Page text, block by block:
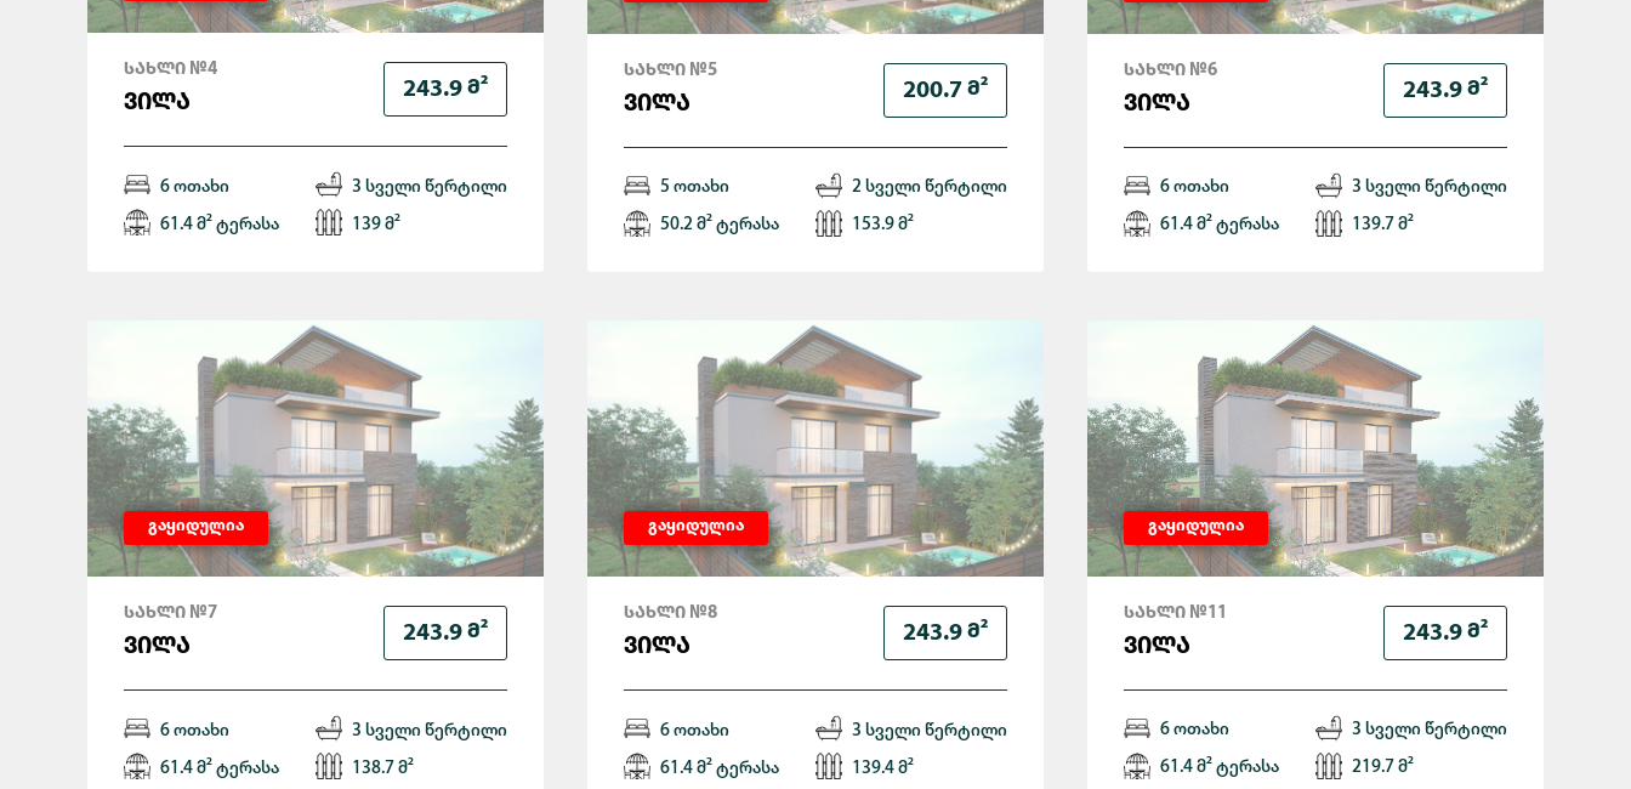
243.9 Მ²
ᲡᲐᲮᲚᲘ №4
ᲕᲘᲚᲐ
6 ოთახი 3 სველი წერტილი
61.4 მ² ტერასა 139 მ²
200.7 Მ²
ᲡᲐᲮᲚᲘ №5
ᲕᲘᲚᲐ
5 ოთახი 2 სველი წერტილი
50.2 მ² ტერასა 153.9 მ²
243.9 Მ²
ᲡᲐᲮᲚᲘ №6
ᲕᲘᲚᲐ
6 ოთახი 3 სველი წერტილი
61.4 მ² ტერასა 139.7 მ²
გაყიდულია
243.9 Მ²
ᲡᲐᲮᲚᲘ №7
ᲕᲘᲚᲐ
6 ოთახი 3 სველი წერტილი
61.4 მ² ტერასა 138.7 მ²
გაყიდულია
243.9 Მ²
ᲡᲐᲮᲚᲘ №8
ᲕᲘᲚᲐ
6 ოთახი 3 სველი წერტილი
61.4 მ² ტერასა 139.4 მ²
გაყიდულია
243.9 Მ²
ᲡᲐᲮᲚᲘ №11
ᲕᲘᲚᲐ
6 ოთახი 3 სველი წერტილი
61.4 მ² ტერასა 219.7 მ²